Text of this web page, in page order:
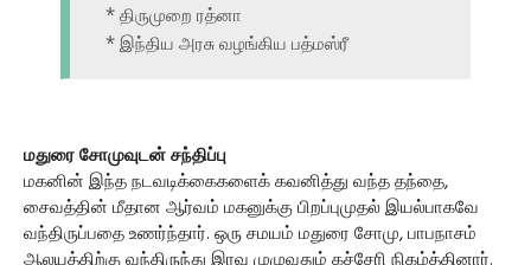
* திருமுறை ரத்னா
* இந்திய அரசு வழங்கிய பத்மஸ்ரீ
மதுரை சோமுவுடன் சந்திப்பு
மகனின் இந்த நடவடிக்கைகளைக் கவனித்து வந்த தந்தை,
சைவத்தின் மீதான ஆர்வம் மகனுக்கு பிறப்புமுதல் இயல்பாகவே
வந்திருப்பதை உணர்ந்தார். ஒரு சமயம் மதுரை சோமு, பாபநாசம்